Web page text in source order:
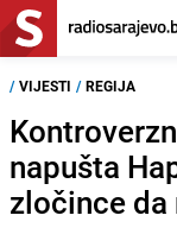
/ VIJESTI / REGIJA
napušta
zločince